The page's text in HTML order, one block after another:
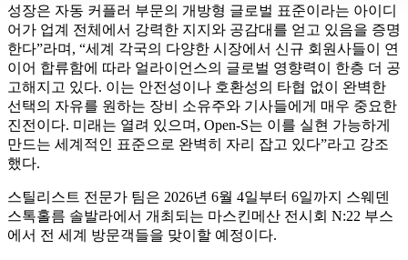
성장은 자동 커플러 부문의 개방형 글로벌 표준이라는 아이디
어가 업계 전체에서 강력한 지지와 공감대를 얻고 있음을 증명
한다”라며 , “세계 각국의 다양한 시장에서 신규 회원사들이 연
이어 합류함에 따라 얼라이언스의 글로벌 영향력이 한층 더 공
고해지고 있다. 이는 안전성이나 호환성의 타협 없이 완벽한
선택의 자유를 원하는 장비 소유주와 기사들에게 매우 중요한
진전이다. 미래는 열려 있으며 , Open-S는 이를 실현 가능하게
만드는 세계적인 표준으로 완벽히 자리 잡고 있다”라고 강조
했다.
스틸리스트 전문가 팀은 2026년 6월 4일부터 6일까지 스웨덴
스톡홀름 솔발라에서 개최되는 마스킨메산 전시회 N:22 부스
에서 전 세계 방문객들을 맞이할 예정이다.